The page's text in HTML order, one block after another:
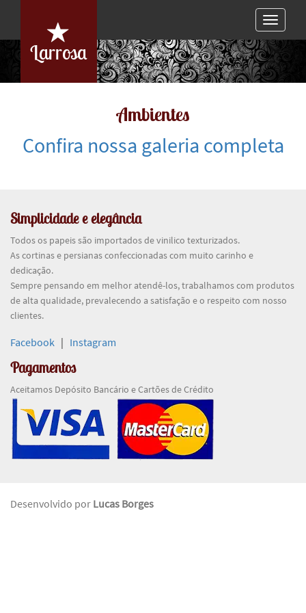
Toggle
Larrosa
Ambientes
Confira nossa galeria completa
Simplicidade e elegância
Todos os papeis são importados de vinilico texturizados.
As cortinas e persianas confeccionadas com muito carinho e
dedicação.
Sempre pensando em melhor atendê-los, trabalhamos com produtos
de alta qualidade, prevalecendo a satisfação e o respeito com nosso
clientes.
Facebook | Instagram
Pagamentos
Aceitamos Depósito Bancário e Cartões de Crédito
Desenvolvido por Lucas Borges